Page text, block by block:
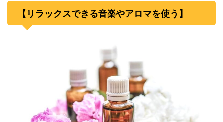
【リラックスできる音楽やアロマを使う】